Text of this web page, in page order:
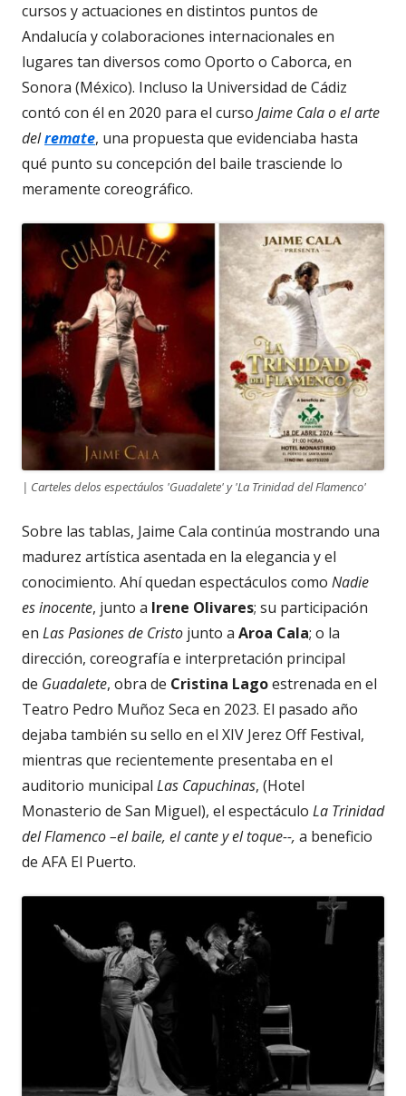
cursos y actuaciones en distintos puntos de
Andalucía y colaboraciones internacionales en
lugares tan diversos como Oporto o Caborca, en
Sonora (México). Incluso la Universidad de Cádiz
contó con él en 2020 para el curso Jaime Cala o el arte
delremate, una propuesta que evidenciaba hasta
qué punto su concepción del baile trasciende lo
meramente coreográfico.
| Carteles delos espectáulos 'Guadalete' y 'La Trinidad del Flamenco'
Sobre las tablas, Jaime Cala continúa mostrando una
madurez artística asentada en la elegancia y el
conocimiento. Ahí quedan espectáculos como Nadie
es inocente, junto a Irene Olivares; su participación
en Las Pasiones de Cristo junto a Aroa Cala; o la
dirección, coreografía e interpretación principal
de Guadalete, obra de Cristina Lagoestrenada en el
Teatro Pedro Muñoz Seca en 2023. El pasado año
dejaba también su sello en el XIV Jerez Off Festival,
mientras que recientemente presentaba en el
auditorio municipal Las Capuchinas, (Hotel
Monasterio de San Miguel), el espectáculo La Trinidad
del Flamenco–el baile, el cante y el toque--, a beneficio
de AFA El Puerto.